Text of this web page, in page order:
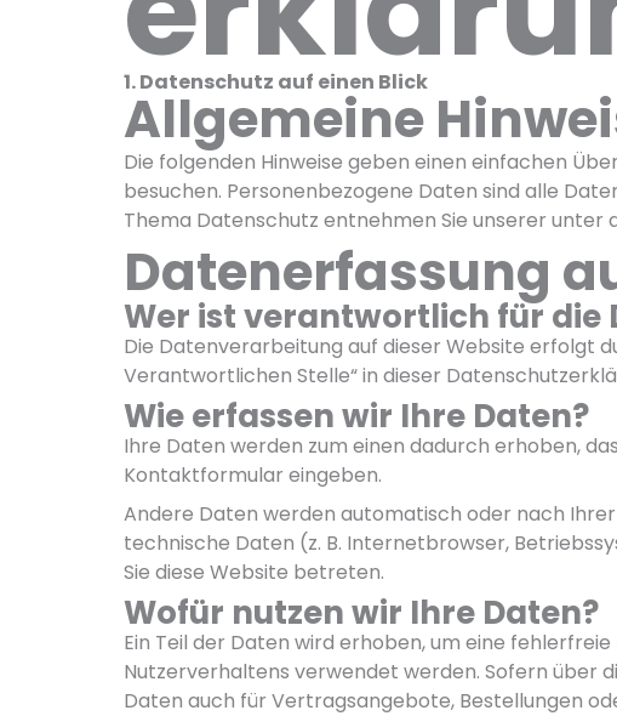
1. Datenschutz auf einen Blick
Allgemeine
Die folgenden Hinweise geben einen einfachen
besuchen. Personenbezogene Daten sind alle
Thema Datenschutz entnehmen Sie unserer
Datenerfassung
Wer ist verantwortlich für die
Die Datenverarbeitung auf dieser Website erfolgt
Verantwortlichen Stelle“ in dieser
Wie erfassen wir Ihre Daten?
Ihre Daten werden zum einen dadurch erhoben,
Kontaktformular eingeben.
Andere Daten werden automatisch oder nach
technische Daten (z. B. Internetbrowser,
Sie diese Website betreten.
Wofür nutzen wir Ihre Daten?
Ein Teil der Daten wird erhoben, um eine
Nutzerverhaltens verwendet werden. Sofern über
Daten auch für Vertragsangebote, Bestellungen